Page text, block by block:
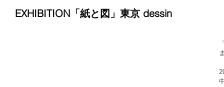
EXHIBITION「紙と図」東京 dessin